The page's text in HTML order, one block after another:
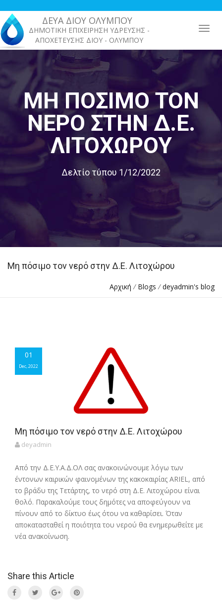
προς
το
κυρίως
περιεχόμενο
ΔΕΥΑ ΔΙΟΥ ΟΛΥΜΠΟΥ
ΔΗΜΟΤΙΚΗ ΕΠΙΧΕΙΡΗΣΗ ΥΔΡΕΥΣΗΣ -
ΑΠΟΧΕΤΕΥΣΗΣ ΔΙΟΥ - ΟΛΥΜΠΟΥ
ΜΗ ΠΌΣΙΜΟ ΤΟΝ
ΝΕΡΌ ΣΤΗΝ Δ.Ε.
ΛΙΤΟΧΏΡΟΥ
Δελτίο τύπου 1/12/2022
Μη πόσιμο τον νερό στην Δ.Ε. Λιτοχώρου
Αρχική / Blogs /deyadmin's blog
01
Dec, 2022
01
Dec, 2022
Μη πόσιμο τον νερό στην Δ.Ε. Λιτοχώρου
deyadmin
Από την Δ.Ε.Υ.Α.Δ.ΟΛ σας ανακοινώνουμε λόγω των
έντονων καιρικών φαινομένων της κακοκαιρίας ARIEL, από
το βράδυ της Τετάρτης, το νερό στη Δ.Ε. Λιτοχώρου είναι
θολό. Παρακαλούμε τους δημότες να αποφεύγουν να
πίνουν από το δίκτυο έως ότου να καθαρίσει. Όταν
αποκατασταθεί η ποιότητα του νερού θα ενημερωθείτε με
νέα ανακοίνωση.
Share this Article